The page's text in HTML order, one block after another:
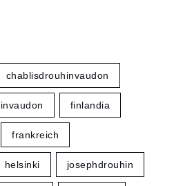
chablisdrouhinvaudon
finlandia
frankreich
helsinki josephdrouhin